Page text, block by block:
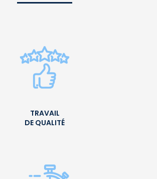
TRAVAIL
DE QUALITÉ